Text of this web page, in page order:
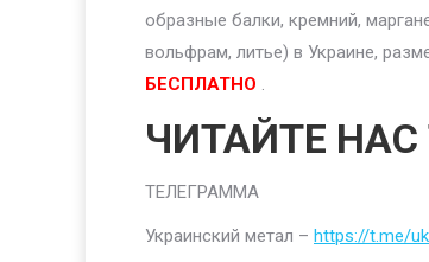
образные балки, кремний,
вольфрам, литье) в Украине,
БЕСПЛАТНО .
ЧИТАЙТЕ
ТЕЛЕГРАММА
Украинский метал – https://t.me/